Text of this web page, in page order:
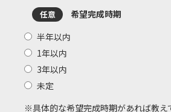
任意
希望完成時期
半年以内
1年以内
3年以内
未定
※具体的な希望完成時期があれば教え